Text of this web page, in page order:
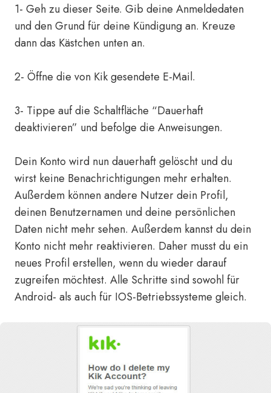
1- Geh zu dieser Seite. Gib deine Anmeldedaten
und den Grund für deine Kündigung an. Kreuze
dann das Kästchen unten an.
2- Öffne die von Kik gesendete E-Mail.
3- Tippe auf die Schaltfläche “Dauerhaft
deaktivieren” und befolge die Anweisungen.
Dein Konto wird nun dauerhaft gelöscht und du
wirst keine Benachrichtigungen mehr erhalten.
Außerdem können andere Nutzer dein Profil,
deinen Benutzernamen und deine persönlichen
Daten nicht mehr sehen. Außerdem kannst du dein
Konto nicht mehr reaktivieren. Daher musst du ein
neues Profil erstellen, wenn du wieder darauf
zugreifen möchtest. Alle Schritte sind sowohl für
Android- als auch für IOS-Betriebssysteme gleich.